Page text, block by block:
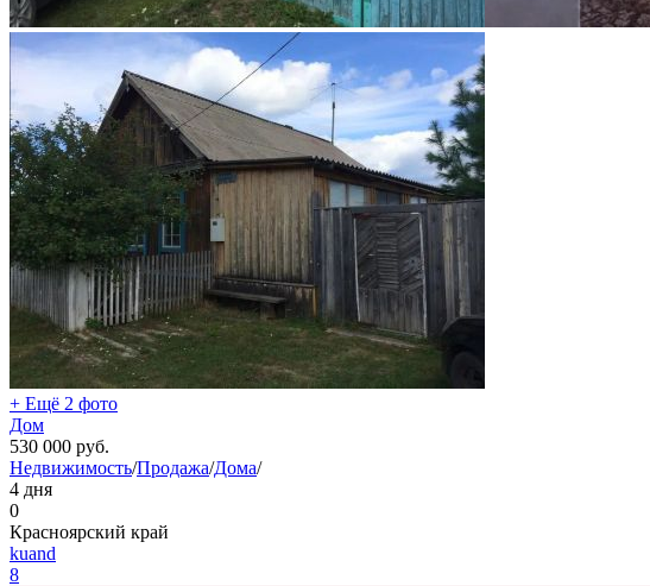
+ Ещё 2 фото
Дом
530 000 руб.
Недвижимость/Продажа/Дома/
4 дня
0
Красноярский край
kuand
8